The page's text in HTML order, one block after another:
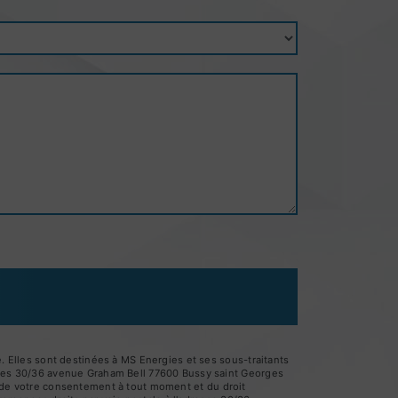
sont destinées à MS Energies et ses sous-traitants
30/36 avenue Graham Bell 77600 Bussy saint Georges
votre consentement à tout moment et du droit